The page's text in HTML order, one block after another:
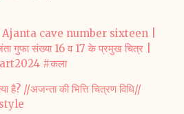
| Ajanta cave number sixteen |
गुफा संख्या 16 व 17 के प्रमुख चित्र |
#कला
है? //अजन्ता की भित्ति चित्रण विधि//